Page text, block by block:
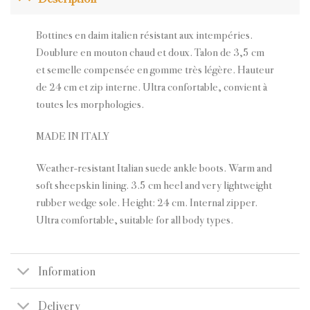
Bottines en daim italien résistant aux intempéries.
Doublure en mouton chaud et doux. Talon de 3,5 cm
et semelle compensée en gomme très légère. Hauteur
de 24 cm et zip interne. Ultra confortable, convient à
toutes les morphologies.
MADE IN ITALY
Weather-resistant Italian suede ankle boots. Warm and
soft sheepskin lining. 3.5 cm heel and very lightweight
rubber wedge sole. Height: 24 cm. Internal zipper.
Ultra comfortable, suitable for all body types.
Information
Delivery